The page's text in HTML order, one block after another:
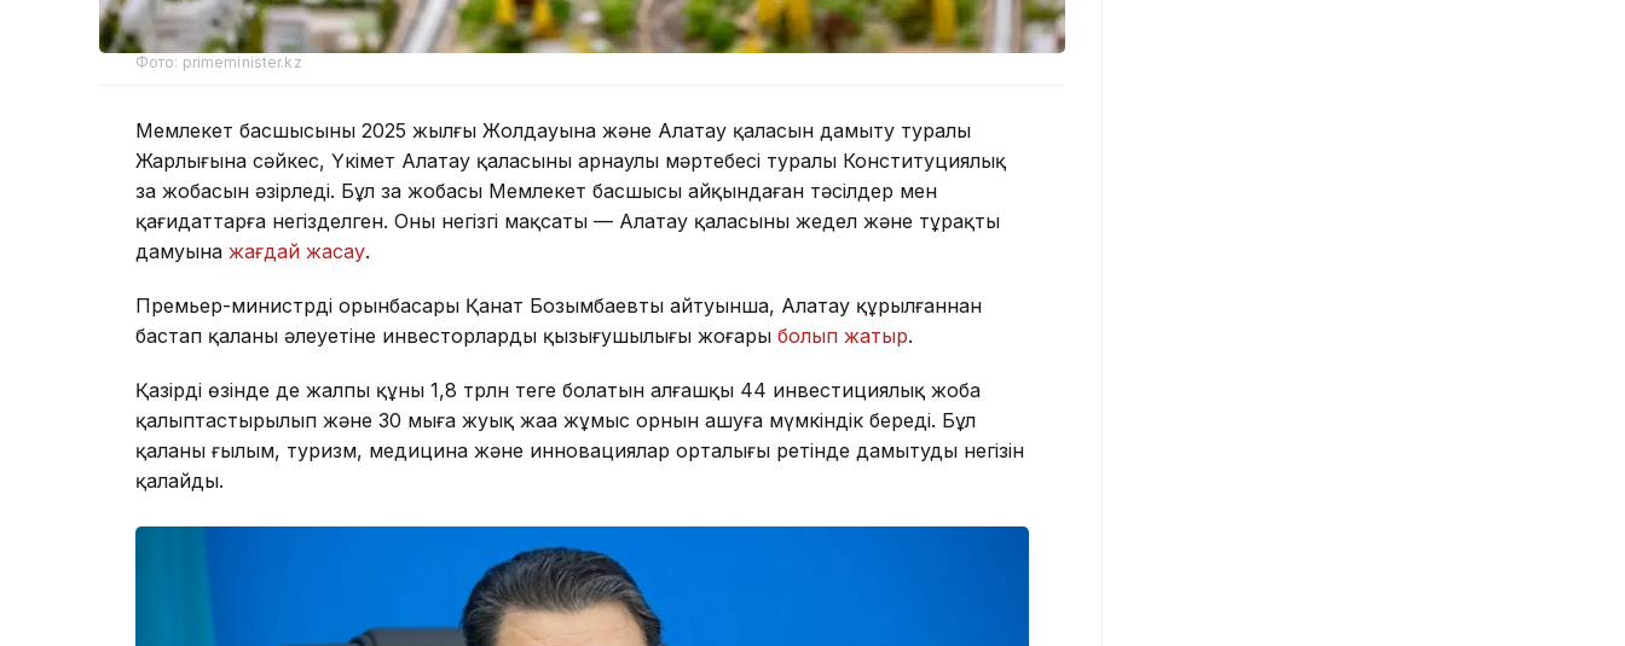
Фото: primeminister.kz
Мемлекет басшысының 2025 жылғы Жолдауына және Алатау қаласын дамыту туралы
Жарлығына сәйкес, Үкімет Алатау қаласының арнаулы мәртебесі туралы Конституциялық
заң жобасын әзірледі. Бұл заң жобасы Мемлекет басшысы айқындаған тәсілдер мен
қағидаттарға негізделген. Оның негізгі мақсаты — Алатау қаласының жедел және тұрақты
дамуына жағдай жасау.
Премьер-министрдің орынбасары Қанат Бозымбаевтың айтуынша, Алатау құрылғаннан
бастап қаланың әлеуетіне инвесторлардың қызығушылығы жоғары болып жатыр.
Қазірдің өзінде де жалпы құны 1,8 трлн теңге болатын алғашқы 44 инвестициялық жоба
қалыптастырылып және 30 мыңға жуық жаңа жұмыс орнын ашуға мүмкіндік береді. Бұл
қаланың ғылым, туризм, медицина және инновациялар орталығы ретінде дамытудың негізін
қалайды.